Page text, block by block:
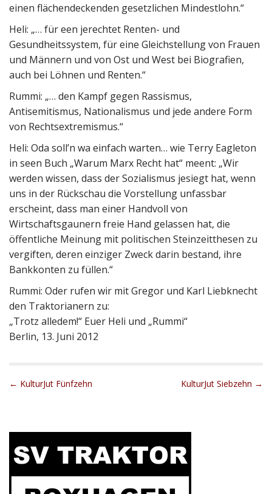
einen flächendeckenden gesetzlichen Mindestlohn.“
Heli: „… für een jerechtet Renten- und
Gesundheitssystem, für eine Gleichstellung von Frauen
und Männern und von Ost und West bei Biografien,
auch bei Löhnen und Renten.“
Rummi: „… den Kampf gegen Rassismus,
Antisemitismus, Nationalismus und jede andere Form
von Rechtsextremismus.“
Heli: Oda soll’n wa einfach warten… wie Terry Eagleton
in seen Buch „Warum Marx Recht hat“ meent: „Wir
werden wissen, dass der Sozialismus jesiegt hat, wenn
uns in der Rückschau die Vorstellung unfassbar
erscheint, dass man einer Handvoll von
Wirtschaftsgaunern freie Hand gelassen hat, die
öffentliche Meinung mit politischen Steinzeitthesen zu
vergiften, deren einziger Zweck darin bestand, ihre
Bankkonten zu füllen.“
Rummi: Oder rufen wir mit Gregor und Karl Liebknecht
den Traktorianern zu:
„Trotz alledem!“ Euer Heli und „Rummi“
Berlin, 13. Juni 2012
P
t
n
a
v
← KulturJut Fünfzehn KulturJut Siebzehn →